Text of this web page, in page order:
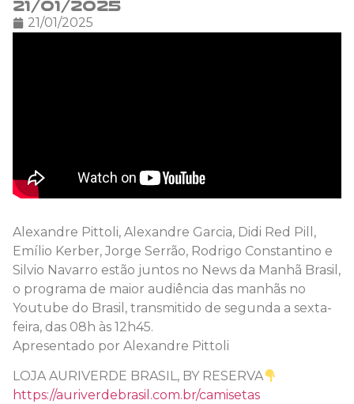
21/01/2025
21/01/2025
Alexandre Pittoli, Alexandre Garcia, Didi Red Pill,
Emílio Kerber, Jorge Serrão, Rodrigo Constantino e
Silvio Navarro estão juntos no News da Manhã Brasil,
o programa de maior audiência das manhãs no
Youtube do Brasil, transmitido de segunda a sexta-
feira, das 08h às 12h45.
Apresentado por Alexandre Pittoli
LOJA AURIVERDE BRASIL, BY RESERVA
https://auriverdebrasil.com.br/camisetas